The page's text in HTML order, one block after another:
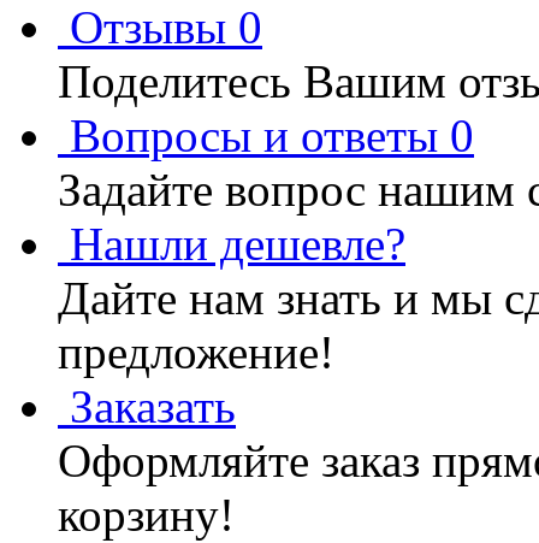
Отзывы 0
Поделитесь Вашим
Вопросы и ответы 0
Задайте вопрос нашим
Нашли дешевле?
Дайте нам знать и мы
предложение!
Заказать
Оформляйте заказ
корзину!